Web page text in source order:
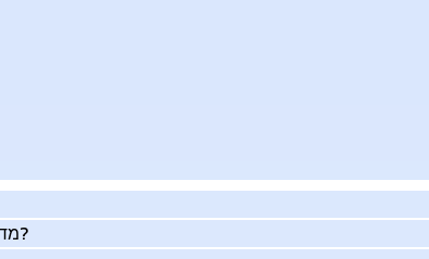
מדוע למכור את העסק שלך בעזרתנו?